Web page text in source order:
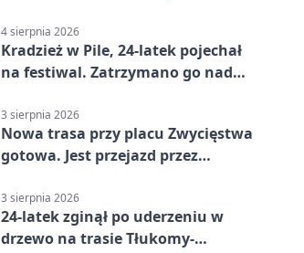
4 sierpnia 2026
Kradzież w Pile, 24-latek pojechał
na festiwal. Zatrzymano go nad
3 sierpnia 2026
Nowa trasa przy placu Zwycięstwa
gotowa. Jest przejazd przez
3 sierpnia 2026
24-latek zginął po uderzeniu w
drzewo na trasie Tłukomy-